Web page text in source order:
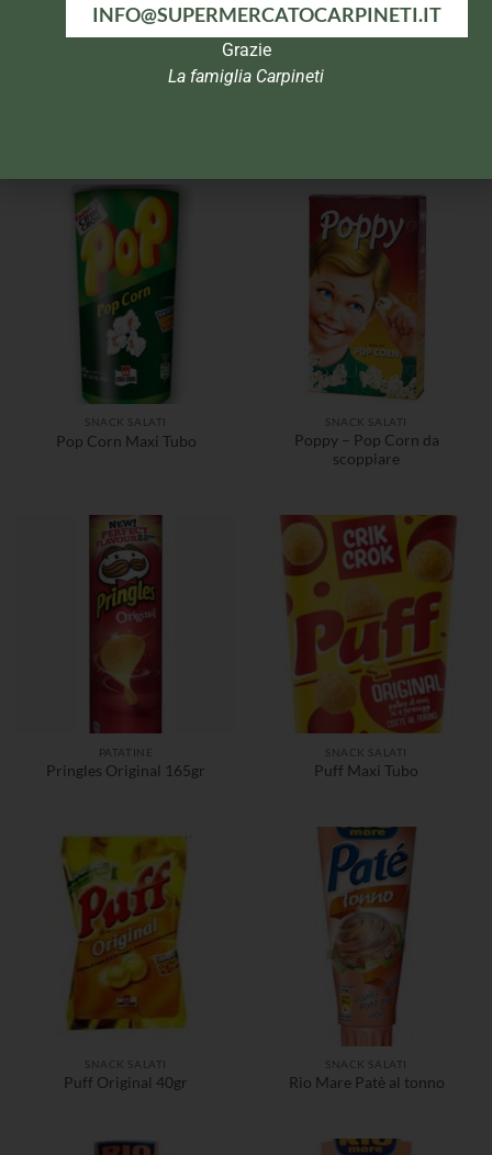
SNACK SALATI
Pop Corn Maxi Tubo
SNACK SALATI
Poppy – Pop Corn da
scoppiare
PATATINE
Pringles Original 165gr
SNACK SALATI
Puff Maxi Tubo
SNACK SALATI
Puff Original 40gr
SNACK SALATI
Rio Mare Patè al tonno
INFO@SUPERMERCATOCARPINETI.IT
Grazie
La famiglia Carpineti